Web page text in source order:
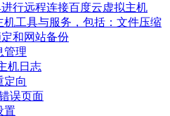
行远程连接百度云虚拟主机
工具与服务，包括：文件压缩
和网站备份
管理
机日志
定向
误页面
置